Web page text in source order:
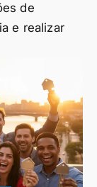
de
e realizar